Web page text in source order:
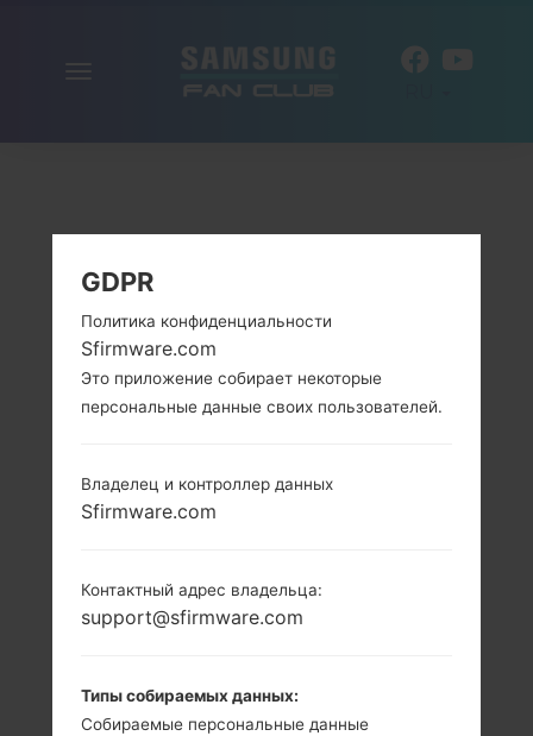
GDPR
Политика конфиденциальности
Sfirmware.com
Это приложение собирает некоторые
персональные данные своих пользователей.
Владелец и контроллер данных
Sfirmware.com
Контактный адрес владельца:
support@sfirmware.com
Типы собираемых данных:
Собираемые персональные данные